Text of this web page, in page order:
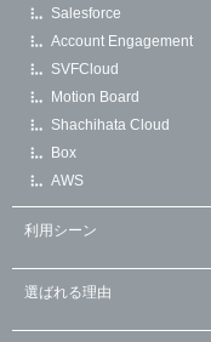
Salesforce
Account Engagement
SVFCloud
Motion Board
Shachihata Cloud
Box
AWS
利用シーン
選ばれる理由